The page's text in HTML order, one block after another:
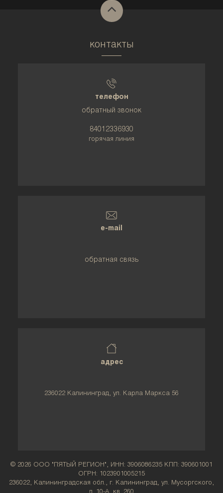
контакты
телефон
обратный звонок
84012336930
горячая линия
e-mail
обратная связь
адрес
236022 Калининград, ул. Карла Маркса 56
© 2026 ООО "ПЯТЫЙ РЕГИОН", ИНН: 3906086235 КПП: 390601001
ОГРН: 1023901005215
236022, Калининградская обл., г. Калининград, ул. Мусоргского,